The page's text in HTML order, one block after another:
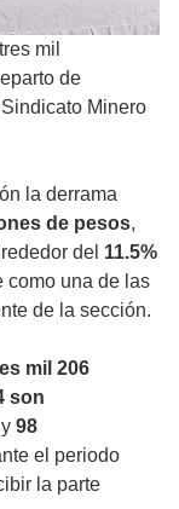
mil
de
Minero
la derrama
de pesos,
del 11.5%
como una de las
de la sección.
mil 206
son
y 98
el periodo
la parte